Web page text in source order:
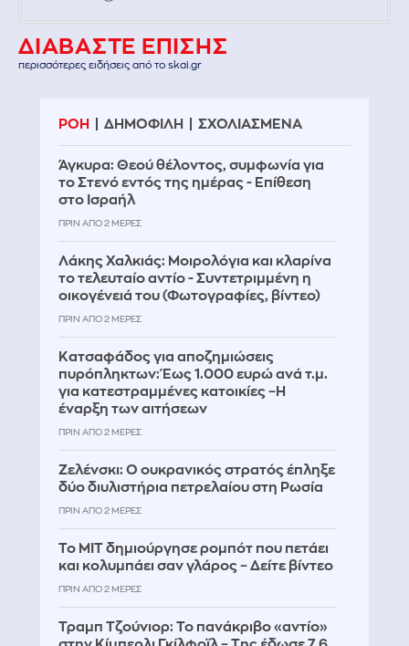
ΔΙΑΒΑΣΤΕ ΕΠΙΣΗΣ
περισσότερες ειδήσεις από το skai.gr
ΡΟΗ ΔΗΜΟΦΙΛΗ ΣΧΟΛΙΑΣΜΕΝΑ
Άγκυρα: Θεού θέλοντος, συμφωνία για
το Στενό εντός της ημέρας - Επίθεση
στο Ισραήλ
ΠΡΙΝ ΑΠΌ 2 ΜΈΡΕΣ
Λάκης Χαλκιάς: Mοιρολόγια και κλαρίνα
το τελευταίο αντίο - Συντετριμμένη η
οικογένειά του (Φωτογραφίες, βίντεο)
ΠΡΙΝ ΑΠΌ 2 ΜΈΡΕΣ
Κατσαφάδος για αποζημιώσεις
πυρόπληκτων: Έως 1.000 ευρώ ανά τ.μ.
για κατεστραμμένες κατοικίες –Η
έναρξη των αιτήσεων
ΠΡΙΝ ΑΠΌ 2 ΜΈΡΕΣ
Ζελένσκι: Ο ουκρανικός στρατός έπληξε
δύο διυλιστήρια πετρελαίου στη Ρωσία
ΠΡΙΝ ΑΠΌ 2 ΜΈΡΕΣ
Το MIT δημιούργησε ρομπότ που πετάει
και κολυμπάει σαν γλάρος – Δείτε βίντεο
ΠΡΙΝ ΑΠΌ 2 ΜΈΡΕΣ
Τραμπ Τζούνιορ: Το πανάκριβο «αντίο»